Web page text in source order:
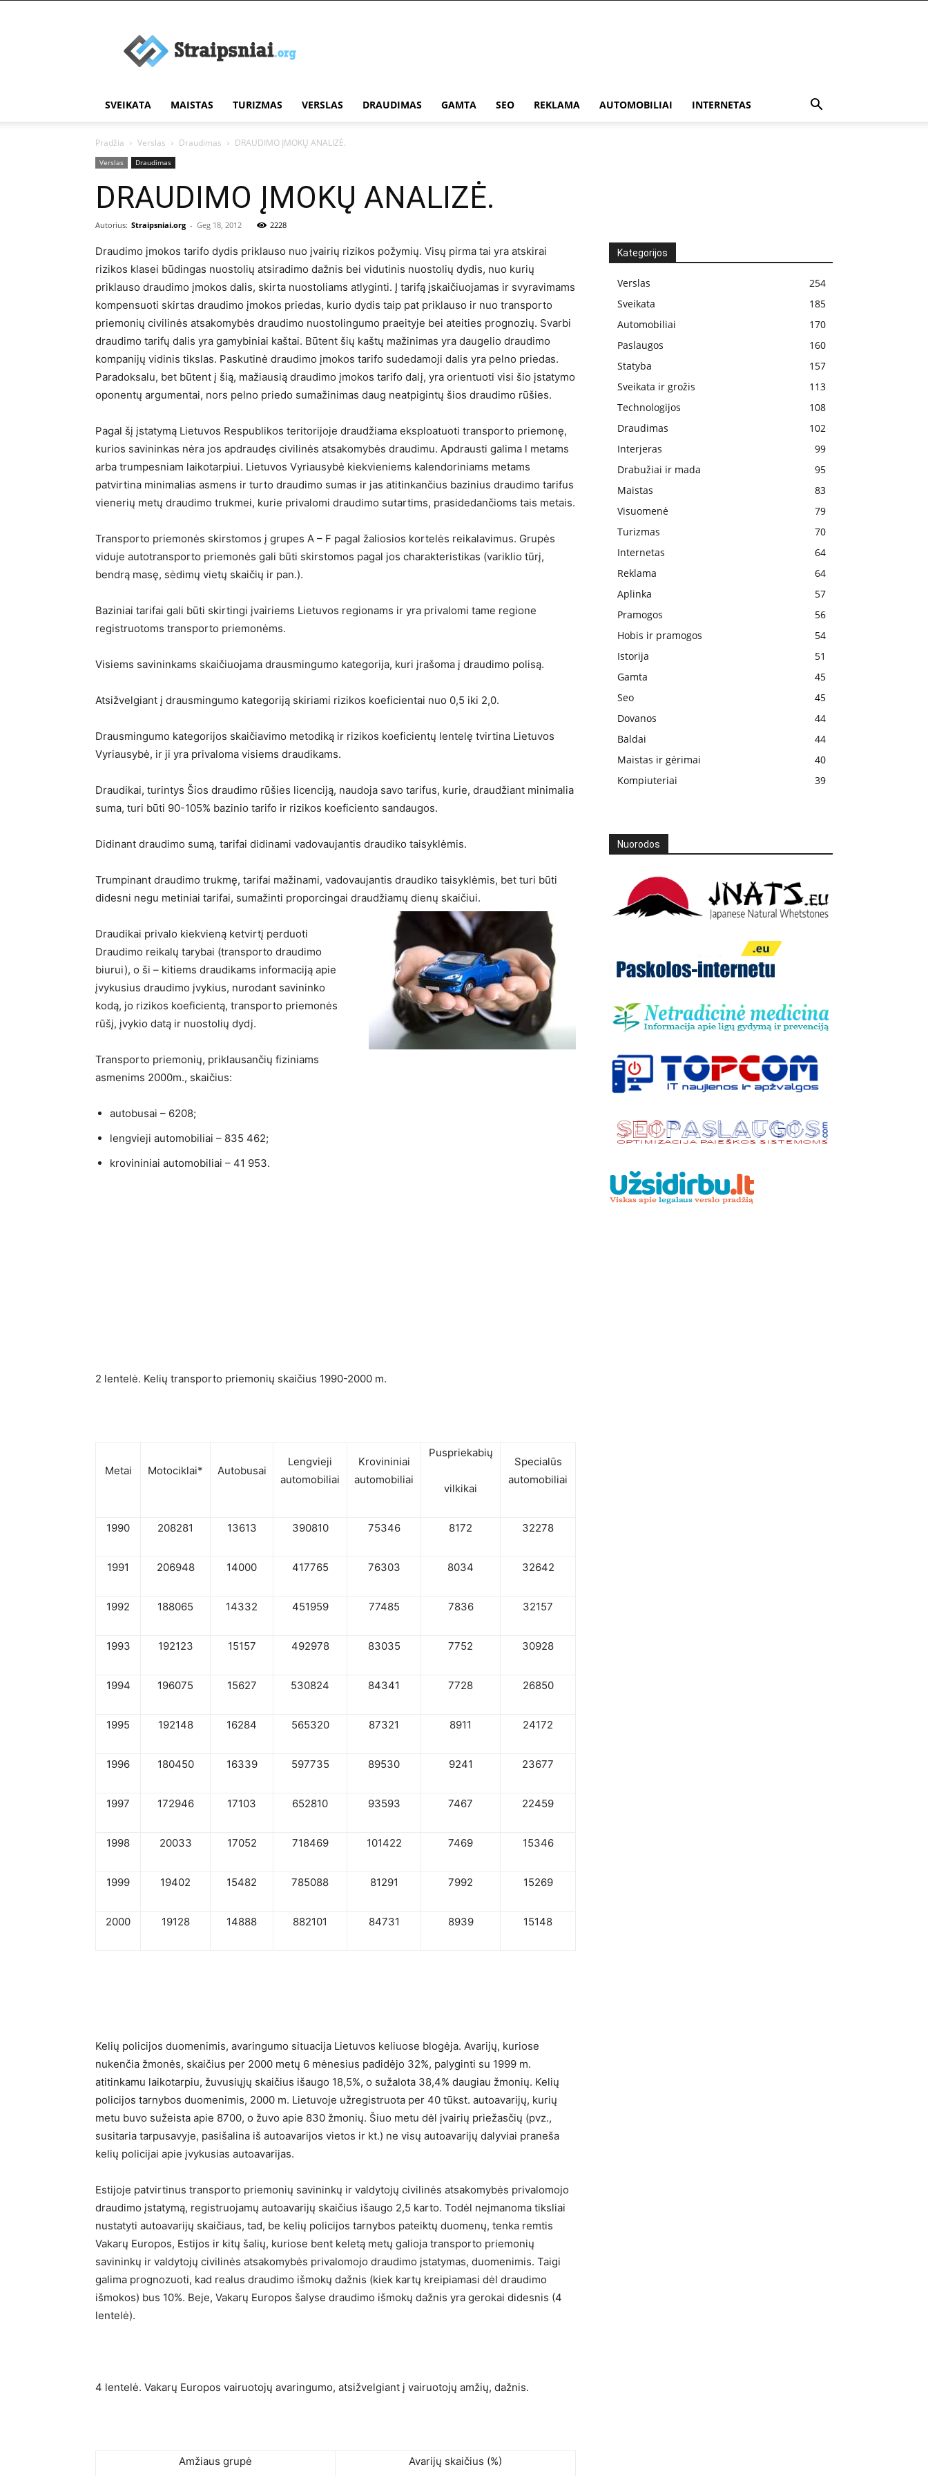
straipsniai
SVEIKATA MAISTAS TURIZMAS VERSLAS DRAUDIMAS GAMTA SEO REKLAMA AUTOMOBILIAI INTERNETAS
Pradžia Verslas Draudimas DRAUDIMO ĮMOKŲ ANALIZĖ.
Verslas Draudimas
DRAUDIMO ĮMOKŲ ANALIZĖ.
Autorius: Straipsniai.org - Geg 18, 2012 2228
Draudimo įmokos tarifo dydis priklauso nuo įvairių rizikos požymių. Visų pirma tai yra atskirai
rizikos klasei būdingas nuostolių atsiradimo dažnis bei vidutinis nuostolių dydis, nuo kurių
priklauso draudimo įmokos dalis, skirta nuostoliams atlyginti. Į tarifą įskaičiuojamas ir svyravimams
kompensuoti skirtas draudimo įmokos priedas, kurio dydis taip pat priklauso ir nuo transporto
priemonių civilinės atsakomybės draudimo nuostolingumo praeityje bei ateities prognozių. Svarbi
draudimo tarifų dalis yra gamybiniai kaštai. Būtent šių kaštų mažinimas yra daugelio draudimo
kompanijų vidinis tikslas. Paskutinė draudimo įmokos tarifo sudedamoji dalis yra pelno priedas.
Paradoksalu, bet būtent į šią, mažiausią draudimo įmokos tarifo dalį, yra orientuoti visi šio įstatymo
oponentų argumentai, nors pelno priedo sumažinimas daug neatpigintų šios draudimo rūšies.
Pagal šį įstatymą Lietuvos Respublikos teritorijoje draudžiama eksploatuoti transporto priemonę,
kurios savininkas nėra jos apdraudęs civilinės atsakomybės draudimu. Apdrausti galima l metams
arba trumpesniam laikotarpiui. Lietuvos Vyriausybė kiekvieniems kalendoriniams metams
patvirtina minimalias asmens ir turto draudimo sumas ir jas atitinkančius bazinius draudimo tarifus
vienerių metų draudimo trukmei, kurie privalomi draudimo sutartims, prasidedančioms tais metais.
Transporto priemonės skirstomos į grupes A – F pagal žaliosios kortelės reikalavimus. Grupės
viduje autotransporto priemonės gali būti skirstomos pagal jos charakteristikas (variklio tūrį,
bendrą masę, sėdimų vietų skaičių ir pan.).
Baziniai tarifai gali būti skirtingi įvairiems Lietuvos regionams ir yra privalomi tame regione
registruotoms transporto priemonėms.
Visiems savininkams skaičiuojama drausmingumo kategorija, kuri įrašoma į draudimo polisą.
Atsižvelgiant į drausmingumo kategoriją skiriami rizikos koeficientai nuo 0,5 iki 2,0.
Drausmingumo kategorijos skaičiavimo metodiką ir rizikos koeficientų lentelę tvirtina Lietuvos
Vyriausybė, ir ji yra privaloma visiems draudikams.
Draudikai, turintys Šios draudimo rūšies licenciją, naudoja savo tarifus, kurie, draudžiant minimalia
suma, turi būti 90-105% bazinio tarifo ir rizikos koeficiento sandaugos.
Didinant draudimo sumą, tarifai didinami vadovaujantis draudiko taisyklėmis.
Trumpinant draudimo trukmę, tarifai mažinami, vadovaujantis draudiko taisyklėmis, bet turi būti
didesni negu metiniai tarifai, sumažinti proporcingai draudžiamų dienų skaičiui.
Draudikai privalo kiekvieną ketvirtį perduoti
Draudimo reikalų tarybai (transporto draudimo
biurui), o ši – kitiems draudikams informaciją apie
įvykusius draudimo įvykius, nurodant savininko
kodą, jo rizikos koeficientą, transporto priemonės
rūšį, įvykio datą ir nuostolių dydį.
Transporto priemonių, priklausančių fiziniams
asmenims 2000m., skaičius:
autobusai – 6208;
lengvieji automobiliai – 835 462;
krovininiai automobiliai – 41 953.
2 lentelė. Kelių transporto priemonių skaičius 1990-2000 m.
Metai Motociklai* Autobusai
Lengvieji
automobiliai
Krovininiai
automobiliai
Puspriekabių
vilkikai
Specialūs
automobiliai
1990 208281 13613 390810 75346 8172 32278
1991 206948 14000 417765 76303 8034 32642
1992 188065 14332 451959 77485 7836 32157
1993 192123 15157 492978 83035 7752 30928
1994 196075 15627 530824 84341 7728 26850
1995 192148 16284 565320 87321 8911 24172
1996 180450 16339 597735 89530 9241 23677
1997 172946 17103 652810 93593 7467 22459
1998 20033 17052 718469 101422 7469 15346
1999 19402 15482 785088 81291 7992 15269
2000 19128 14888 882101 84731 8939 15148
Kelių policijos duomenimis, avaringumo situacija Lietuvos keliuose blogėja. Avarijų, kuriose
nukenčia žmonės, skaičius per 2000 metų 6 mėnesius padidėjo 32%, palyginti su 1999 m.
atitinkamu laikotarpiu, žuvusiųjų skaičius išaugo 18,5%, o sužalota 38,4% daugiau žmonių. Kelių
policijos tarnybos duomenimis, 2000 m. Lietuvoje užregistruota per 40 tūkst. autoavarijų, kurių
metu buvo sužeista apie 8700, o žuvo apie 830 žmonių. Šiuo metu dėl įvairių priežasčių (pvz.,
susitaria tarpusavyje, pasišalina iš autoavarijos vietos ir kt.) ne visų autoavarijų dalyviai praneša
kelių policijai apie įvykusias autoavarijas.
Estijoje patvirtinus transporto priemonių savininkų ir valdytojų civilinės atsakomybės privalomojo
draudimo įstatymą, registruojamų autoavarijų skaičius išaugo 2,5 karto. Todėl neįmanoma tiksliai
nustatyti autoavarijų skaičiaus, tad, be kelių policijos tarnybos pateiktų duomenų, tenka remtis
Vakarų Europos, Estijos ir kitų šalių, kuriose bent keletą metų galioja transporto priemonių
savininkų ir valdytojų civilinės atsakomybės privalomojo draudimo įstatymas, duomenimis. Taigi
galima prognozuoti, kad realus draudimo išmokų dažnis (kiek kartų kreipiamasi dėl draudimo
išmokos) bus 10%. Beje, Vakarų Europos šalyse draudimo išmokų dažnis yra gerokai didesnis (4
lentelė).
4 lentelė. Vakarų Europos vairuotojų avaringumo, atsižvelgiant į vairuotojų amžių, dažnis.
Amžiaus grupė Avarijų skaičius (%)
Kategorijos
Verslas
254
Sveikata
185
Automobiliai
170
Paslaugos
160
Statyba
157
Sveikata ir grožis
113
Technologijos
108
Draudimas
102
Interjeras
99
Drabužiai ir mada
95
Maistas
83
Visuomenė
79
Turizmas
70
Internetas
64
Reklama
64
Aplinka
57
Pramogos
56
Hobis ir pramogos
54
Istorija
51
Gamta
45
Seo
45
Dovanos
44
Baldai
44
Maistas ir gėrimai
40
Kompiuteriai
39
Nuorodos